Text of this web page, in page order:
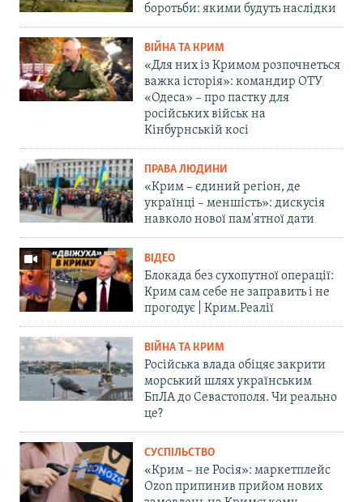
боротьби: якими будуть наслідки
ВІЙНА ТА КРИМ
«Для них із Кримом розпочнеться
важка історія»: командир ОТУ
«Одеса» – про пастку для
російських військ на
Кінбурнській косі
ПРАВА ЛЮДИНИ
«Крим – єдиний регіон, де
українці – меншість»: дискусія
навколо нової пам'ятної дати
ВІДЕО
Блокада без сухопутної операції:
Крим сам себе не заправить і не
прогодує | Крим.Реалії
ВІЙНА ТА КРИМ
Російська влада обіцяє закрити
морський шлях українським
БпЛА до Севастополя. Чи реально
це?
СУСПІЛЬСТВО
«Крим – не Росія»: маркетплейс
Ozon припинив прийом нових